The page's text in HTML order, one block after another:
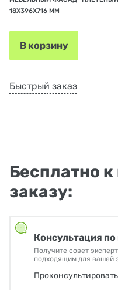
18Х396Х716 ММ
В корзину
Быстрый заказ
Бесплатно
заказу:
Консультация
Получите совет
подходящим для вашей